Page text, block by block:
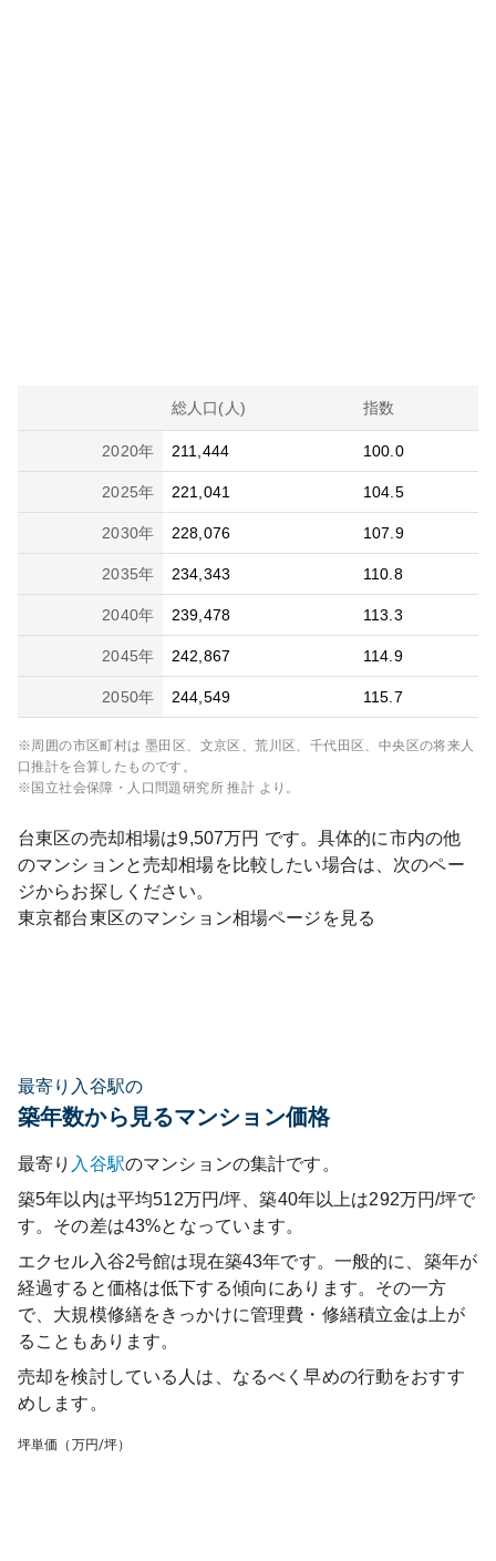
総人口(人) 指数
2020年 211,444 100.0
2025年 221,041 104.5
2030年 228,076 107.9
2035年 234,343 110.8
2040年 239,478 113.3
2045年 242,867 114.9
2050年 244,549 115.7
※周囲の市区町村は 墨田区、文京区、荒川区、千代田区、中央区の将来人
口推計を合算したものです。
※国立社会保障・人口問題研究所 推計 より。
台東区の売却相場は9,507万円 です。具体的に市内の他
のマンションと売却相場を比較したい場合は、次のペー
ジからお探しください。
東京都台東区のマンション相場ページを見る
最寄り入谷駅の
築年数から見るマンション価格
最寄り 入谷駅のマンションの集計です。
築5年以内は平均512万円/坪、築40年以上は292万円/坪で
す。その差は43%となっています。
エクセル入谷2号館は現在築43年です。一般的に、築年が
経過すると価格は低下する傾向にあります。その一方
で、大規模修繕をきっかけに管理費・修繕積立金は上が
ることもあります。
売却を検討している人は、なるべく早めの行動をおすす
めします。
坪単価（万円/坪）